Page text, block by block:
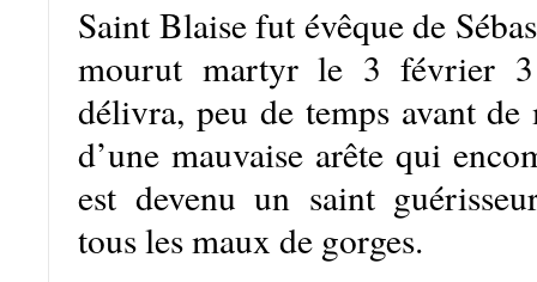
Saint Blaise fut évêque de
mourut martyr le 3 février
délivra, peu de temps avant
d’une mauvaise arête qui
est devenu un saint
tous les maux de gorges.